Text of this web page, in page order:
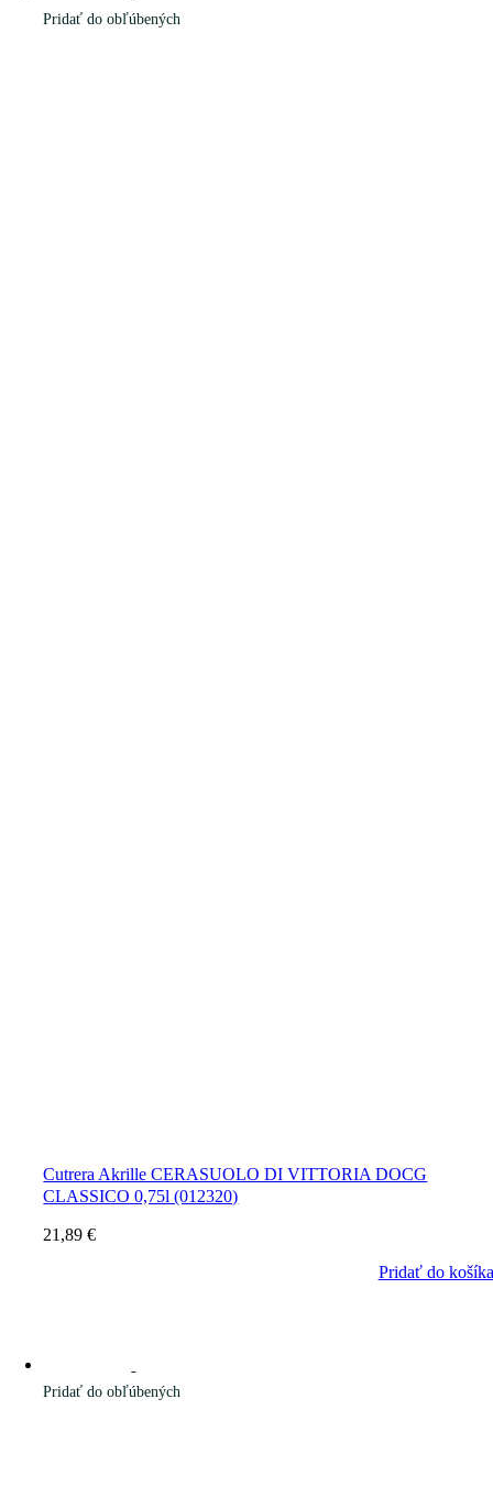
Pridať do obľúbených
Cutrera Akrille CERASUOLO DI VITTORIA DOCG
CLASSICO 0,75l (012320)
21,89€
Pridať do košíka
Pridať do obľúbených